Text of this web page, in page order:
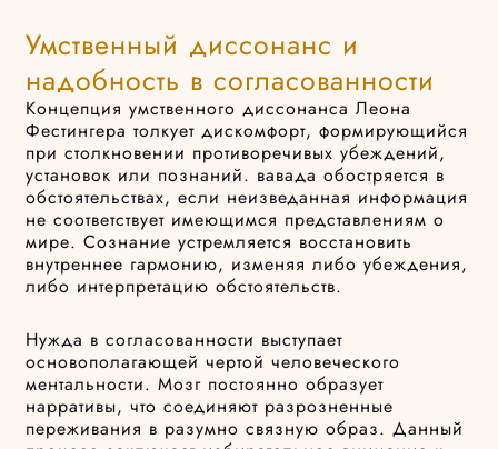
Умственный диссонанс и
надобность в согласованности
Концепция умственного диссонанса Леона
Фестингера толкует дискомфорт, формирующийся
при столкновении противоречивых убеждений,
установок или познаний. вавада обостряется в
обстоятельствах, если неизведанная информация
не соответствует имеющимся представлениям о
мире. Сознание устремляется восстановить
внутреннее гармонию, изменяя либо убеждения,
либо интерпретацию обстоятельств.
Нужда в согласованности выступает
основополагающей чертой человеческого
ментальности. Мозг постоянно образует
нарративы, что соединяют разрозненные
переживания в разумно связную образ. Данный